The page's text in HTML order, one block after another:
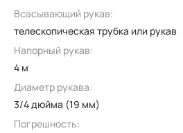
Всасывающий рукав:
телескопическая трубка или рукав
Напорный рукав:
4 м
Диаметр рукава:
3/4 дюйма (19 мм)
Погрешность: